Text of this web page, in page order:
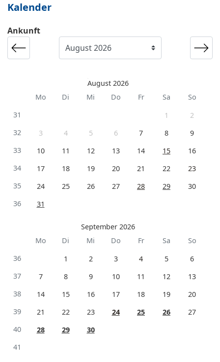
Kalender
Ankunft
August 2026
Mo
Di Mi Do Fr Sa
So
31
1
2
32
3 4 5 6 7 8
9
33
10 11 12 13 14 15
16
34
17 18 19 20 21 22
23
35
24 25 26 27 28 29
30
36
31
September 2026
Mo
Di Mi Do Fr Sa
So
36
1 2 3 4 5
6
37
7 8 9 10 11 12
13
38
14 15 16 17 18 19
20
39
21 22 23 24 25 26
27
40
28 29
30
41